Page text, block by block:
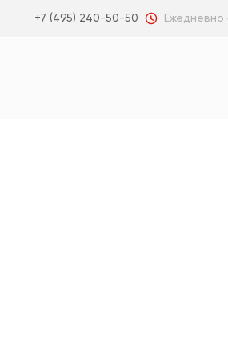
+7 (495) 240-50-50 Ежедневно